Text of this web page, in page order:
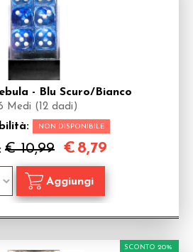
- Blu Scuro/Bianco
Medi (12 dadi)
NON DISPONIBILE
€ 10,99 € 8,79
SCONTO 20%